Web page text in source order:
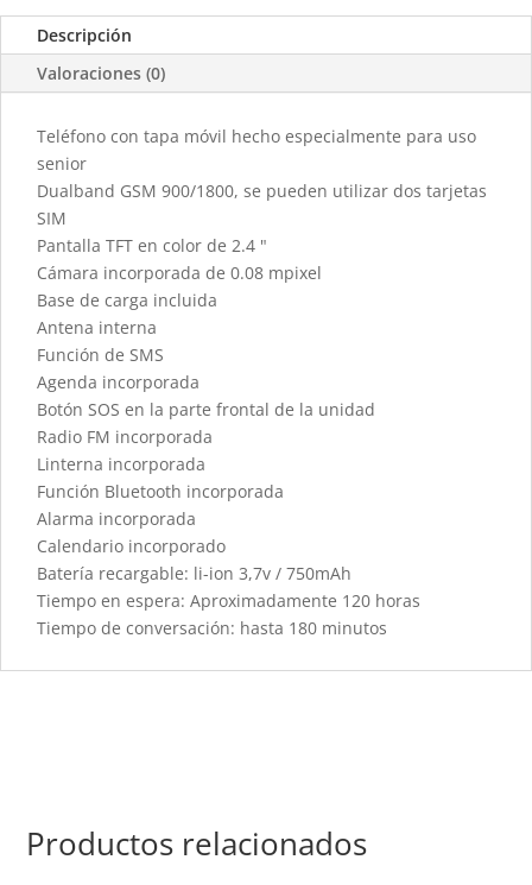
Descripción
Valoraciones (0)
Teléfono con tapa móvil hecho especialmente para uso
senior
Dualband GSM 900/1800, se pueden utilizar dos tarjetas
SIM
Pantalla TFT en color de 2.4 "
Cámara incorporada de 0.08 mpixel
Base de carga incluida
Antena interna
Función de SMS
Agenda incorporada
Botón SOS en la parte frontal de la unidad
Radio FM incorporada
Linterna incorporada
Función Bluetooth incorporada
Alarma incorporada
Calendario incorporado
Batería recargable: li-ion 3,7v / 750mAh
Tiempo en espera: Aproximadamente 120 horas
Tiempo de conversación: hasta 180 minutos
Productos relacionados